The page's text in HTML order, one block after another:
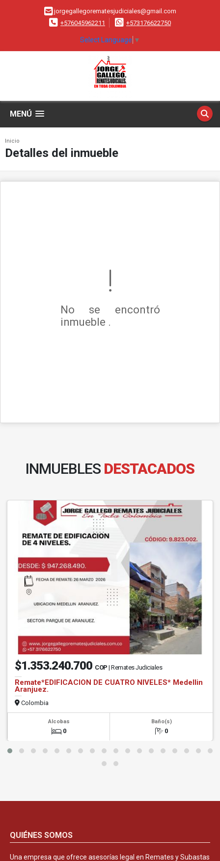
jorgegallegorematesjudiciales@gmail.com
+576045962211
+573176622750
Select Language ▼
MENÚ
Inicio
Detalles del inmueble
No se encontró
inmueble .
INMUEBLES DESTACADOS
$1.353.240.700 COP | Remates Judiciales
Remate*EDIFICACION DE CUATRO NIVELES* Medellin
Aranjuez.
Colombia
Alcobas
0
Baño(s)
0
QUIÉNES SOMOS
Una empresa que ofrece asesorías legal en Remates y Subastas